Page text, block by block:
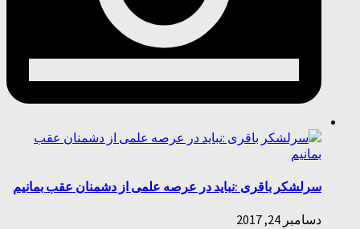
سرلشکر باقری :نباید در عرصه علمی از دشمنان عقب بمانیم
دسامبر 24, 2017